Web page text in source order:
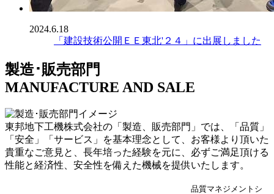
2024.6.18
「建設技術公開ＥＥ東北'２４」に出展しました
製造･販売部門
MANUFACTURE AND SALE
東邦地下工機株式会社の「製造、販売部門」では、「品質」
「安全」「サービス」を基本理念として、お客様より頂いた
貴重なご意見と、長年培った経験を元に、必ずご満足頂ける
性能と経済性、安全性を備えた機械を提供いたします。
品質マネジメントシ